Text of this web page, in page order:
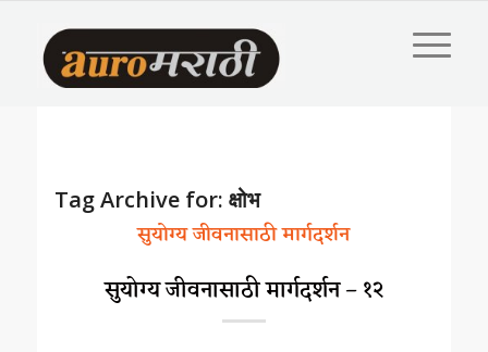
Tag Archive for: क्षोभ
सुयोग्य जीवनासाठी मार्गदर्शन
सुयोग्य जीवनासाठी मार्गदर्शन – १२